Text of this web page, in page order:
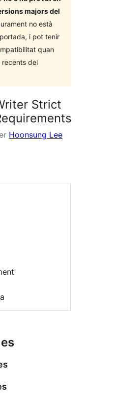
majors del
no està
i pot tenir
quan
recents del
Strict
Hoonsung Lee